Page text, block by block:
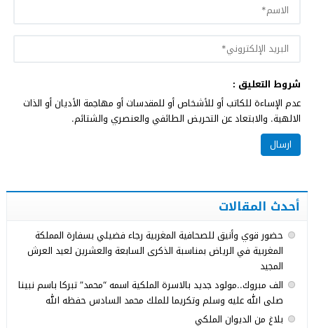
شروط التعليق :
عدم الإساءة للكاتب أو للأشخاص أو للمقدسات أو مهاجمة الأديان أو الذات
الالهية. والابتعاد عن التحريض الطائفي والعنصري والشتائم.
أحدث المقالات
حضور قوي وأنيق للصحافية المغربية رجاء فضيلي بسفارة المملكة
المغربية في الرياض بمناسبة الذكرى السابعة والعشرين لعيد العرش
المجيد
الف مبروك..مولود جديد بالاسرة الملكية اسمه “محمد” تبركا باسم نبينا
صلى الله عليه وسلم وتكريما للملك محمد السادس حفظه الله
بلاغ من الديوان الملكي